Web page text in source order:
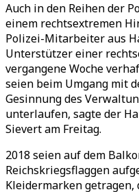
Auch in den Reihen der
einem rechtsextremen
Polizei-Mitarbeiter aus
Unterstützer einer
vergangene Woche
seien beim Umgang mit
Gesinnung des
unterlaufen, sagte der
Sievert am Freitag.
2018 seien auf dem
Reichskriegsflaggen
Kleidermarken